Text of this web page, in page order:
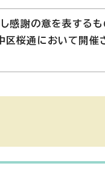
感謝の意を表するも
桜通において開催